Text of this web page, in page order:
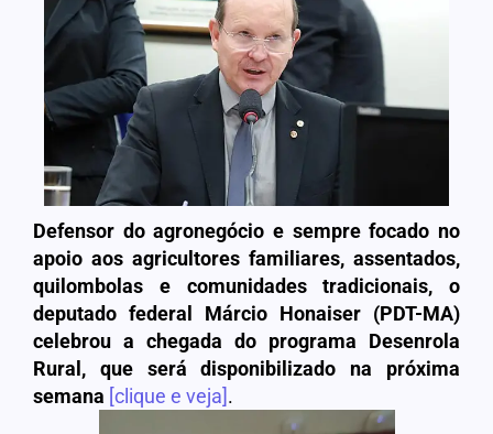
Defensor do agronegócio e sempre focado no
apoio aos agricultores familiares, assentados,
quilombolas e comunidades tradicionais, o
deputado federal Márcio Honaiser (PDT-MA)
celebrou a chegada do programa Desenrola
Rural, que será disponibilizado na próxima
semana [clique e veja].